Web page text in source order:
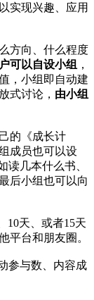
实现兴趣、应用
方向、什么程度
可以自设小组 ，
，小组即自动建
式讨论， 由小组
的《成长计
成员也可以设
读几本什么书、
后小组也可以向
10天、或者15天
平台和朋友圈。
参与数、内容成